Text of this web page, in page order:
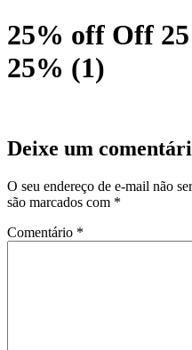
25% off Off
25% (1)
Deixe um
O seu endereço de e-mail não
são marcados com *
Comentário *